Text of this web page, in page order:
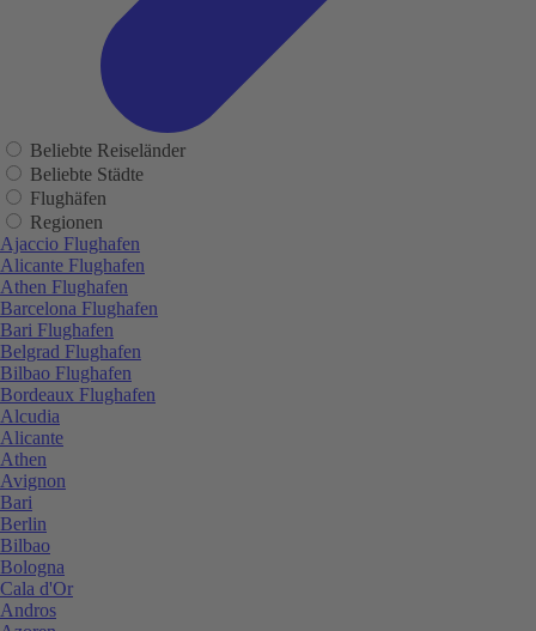
Beliebte Reiseländer
Beliebte Städte
Flughäfen
Regionen
Ajaccio Flughafen
Alicante Flughafen
Athen Flughafen
Barcelona Flughafen
Bari Flughafen
Belgrad Flughafen
Bilbao Flughafen
Bordeaux Flughafen
Alcudia
Alicante
Athen
Avignon
Bari
Berlin
Bilbao
Bologna
Cala d'Or
Andros